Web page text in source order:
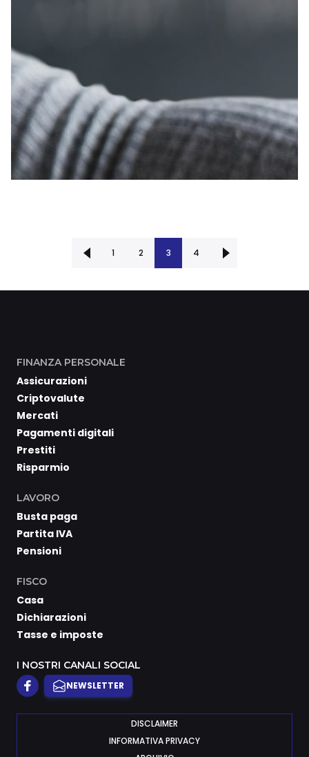
1 2 3 4
Successiva ›
FINANZA PERSONALE
Assicurazioni
Criptovalute
Mercati
Pagamenti digitali
Prestiti
Risparmio
LAVORO
Busta paga
Partita IVA
Pensioni
FISCO
Casa
Dichiarazioni
Tasse e imposte
I NOSTRI CANALI SOCIAL
NEWSLETTER
DISCLAIMER
INFORMATIVA PRIVACY